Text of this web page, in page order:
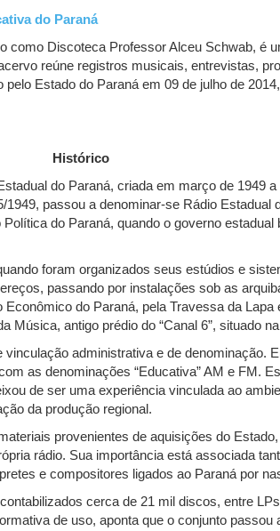
do Paraná
Discoteca Professor Alceu Schwab, é
reúne registros musicais, entrevistas,
Estado do Paraná em 09 de julho de
Histórico
do Paraná, criada em março de 1949
passou a denominar-se Rádio Estadual
do Paraná, quando o governo
foram organizados seus estúdios e
passando por instalações sob as
do Paraná, pela Travessa da
antigo prédio do “Canal 6”, situado
administrativa e de denominação.
as denominações “Educativa” AM e FM.
de ser uma experiência vinculada ao
da produção regional.
provenientes de aquisições do
rádio. Sua importância está associada
e compositores ligados ao Paraná por
cerca de 21 mil discos, entre
de uso, aponta que o conjunto